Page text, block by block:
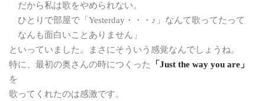
だから私は歌をやめられない。
ひとりで部屋で「Yesterday・・・♪」なんて歌ってたって
なんも面白いことありません」
といっていました。まさにそういう感覚なんでしょうね。
特に、最初の奥さんの時につくった
「Just the way you are」
を
歌ってくれたのは感激です。